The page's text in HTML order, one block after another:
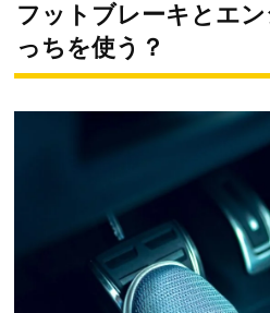
フットブレーキとエ
っちを使う？